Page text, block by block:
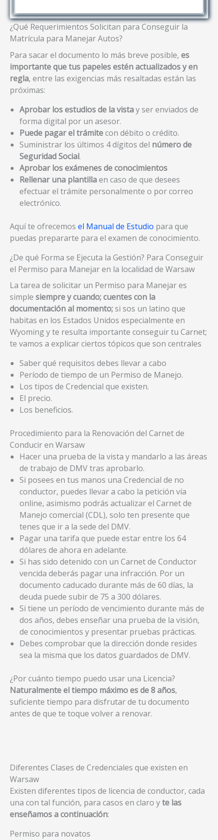
¿Qué Requerimientos Solicitan para Conseguir la
Matrícula para Manejar Autos?
Para sacar el documento lo más breve posible, es
importante que tus papeles estén actualizados y en
regla, entre las exigencias más resaltadas están las
próximas:
Aprobar los estudios de la vistay ser enviados de
forma digital por un asesor.
Puede pagar el trámitecon débito o crédito.
Suministrar los últimos 4 dígitos del número de
Seguridad Social.
Aprobar los exámenes de conocimientos
Rellenar una plantillaen caso de que desees
efectuar el trámite personalmente o por correo
electrónico.
Aquí te ofrecemos el Manual de Estudio para que
puedas prepararte para el examen de conocimiento.
¿De qué Forma se Ejecuta la Gestión? Para Conseguir
el Permiso para Manejar en la localidad de Warsaw
La tarea de solicitar un Permiso para Manejar es
simple siempre y cuando; cuentes con la
documentación al momento;si sos un latino que
habitas en los Estados Unidos especialmente en
Wyoming y te resulta importante conseguir tu Carnet;
te vamos a explicar ciertos tópicos que son centrales
Saber qué requisitos debes llevar a cabo
Período de tiempo de un Permiso de Manejo.
Los tipos de Credencial que existen.
El precio.
Los beneficios.
Procedimiento para la Renovación del Carnet de
Conducir en Warsaw
Hacer una prueba de la vista y mandarlo a las áreas
de trabajo de DMV tras aprobarlo.
Si posees en tus manos una Credencial de no
conductor, puedes llevar a cabo la petición vía
online, asimismo podrás actualizar el Carnet de
Manejo comercial (CDL), solo ten presente que
tenes que ir a la sede del DMV.
Pagar una tarifa que puede estar entre los 64
dólares de ahora en adelante.
Si has sido detenido con un Carnet de Conductor
vencida deberás pagar una infracción. Por un
documento caducado durante más de 60 días, la
deuda puede subir de 75 a 300 dólares.
Si tiene un período de vencimiento durante más de
dos años, debes enseñar una prueba de la visión,
de conocimientos y presentar pruebas prácticas.
Debes comprobar que la dirección donde resides
sea la misma que los datos guardados de DMV.
¿Por cuánto tiempo puedo usar una Licencia?
Naturalmente el tiempo máximo es de 8 años,
suficiente tiempo para disfrutar de tu documento
antes de que te toque volver a renovar.
Diferentes Clases de Credenciales que existen en
Warsaw
Existen diferentes tipos de licencia de conductor, cada
una con tal función, para casos en claro yte las
enseñamos a continuación:
Permiso para novatos